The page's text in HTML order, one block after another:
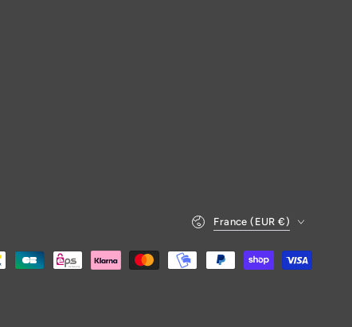
France (EUR €)